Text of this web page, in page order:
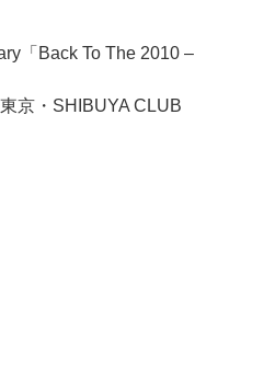
「Back To The 2010 –
京・SHIBUYA CLUB